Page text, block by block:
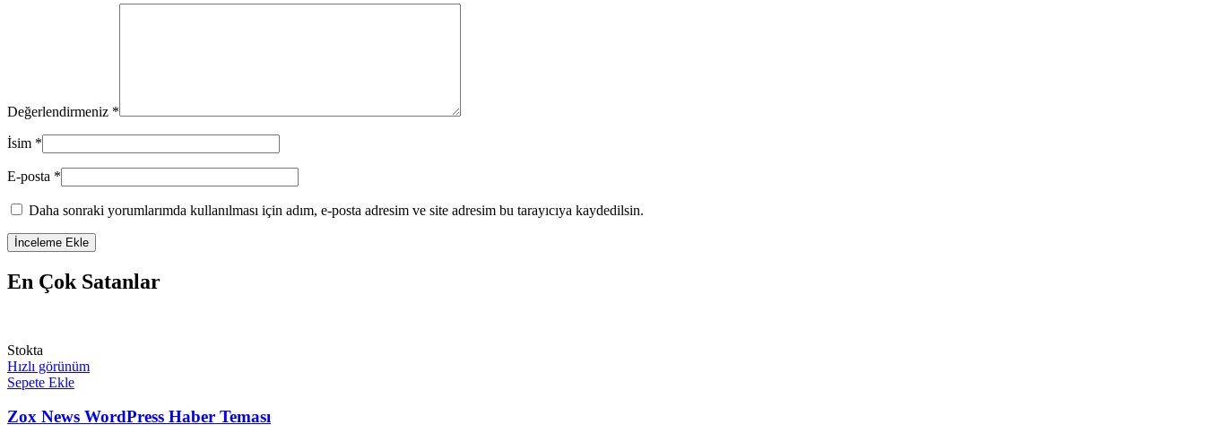
Değerlendirmeniz *
İsim *
E-posta *
Daha sonraki yorumlarımda kullanılması için adım, e-posta adresim ve site adresim bu tarayıcıya kaydedilsin.
En Çok Satanlar
Stokta
Hızlı görünüm
Sepete Ekle
Zox News WordPress Haber Teması